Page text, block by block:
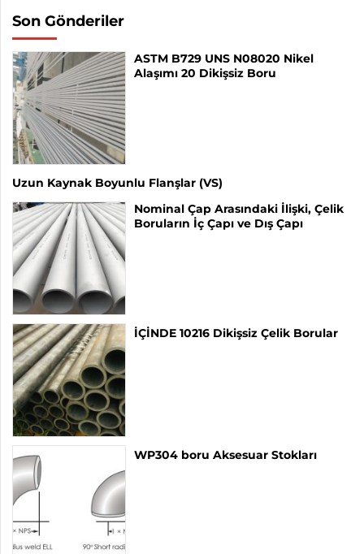
Son Gönderiler
ASTM B729 UNS N08020 Nikel
Alaşımı 20 Dikişsiz Boru
Uzun Kaynak Boyunlu Flanşlar (VS)
Nominal Çap Arasındaki İlişki, Çelik
Boruların İç Çapı ve Dış Çapı
İÇİNDE 10216 Dikişsiz Çelik Borular
WP304 boru Aksesuar Stokları